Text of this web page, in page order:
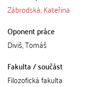
Zábrodská, Kateřina
Oponent práce
Diviš, Tomáš
Fakulta / součást
Filozofická fakulta